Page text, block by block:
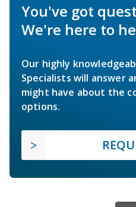
You've got
We're here to
Our highly
Specialists will answer
might have about the
options.